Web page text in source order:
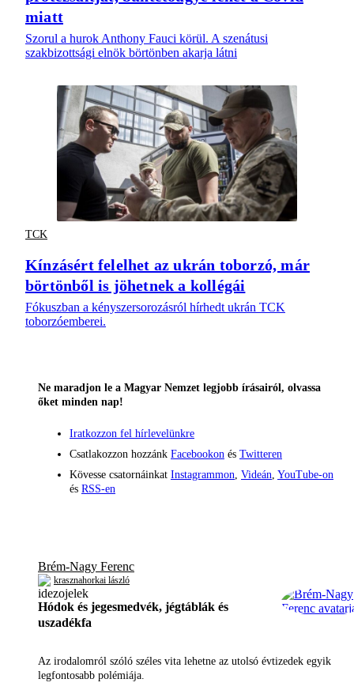
miatt
Szorul a hurok Anthony Fauci körül. A szenátusi
szakbizottsági elnök börtönben akarja látni
TCK
Kínzásért felelhet az ukrán toborzó, már
börtönből is jöhetnek a kollégái
Fókuszban a kényszersorozásról hírhedt ukrán TCK
toborzóemberei.
Ne maradjon le a Magyar Nemzet legjobb írásairól, olvassa
őket minden nap!
Iratkozzon fel hírlevelünkre
Csatlakozzon hozzánk Facebookon és Twitteren
Kövesse csatornáinkat Instagrammon, Videán, YouTube-on
és RSS-en
Brém-Nagy Ferenc
krasznahorkai lászló
Hódok és jegesmedvék, jégtáblák és
uszadékfa
Az irodalomról szóló széles vita lehetne az utolsó évtizedek egyik
legfontosabb polémiája.